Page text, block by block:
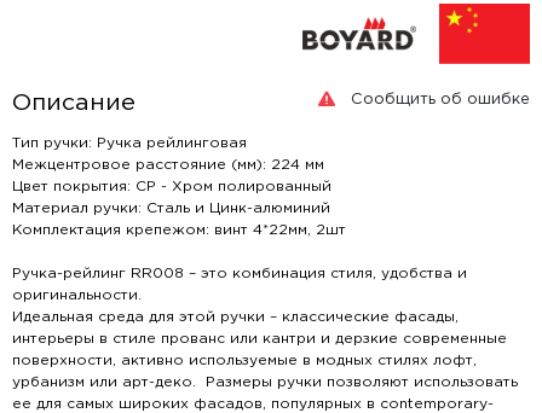
Сообщить об ошибке
Описание
Тип ручки: Ручка рейлинговая
Межцентровое расстояние (мм): 224 мм
Цвет покрытия: CP - Хром полированный
Материал ручки: Сталь и Цинк-алюминий
Комплектация крепежом: винт 4*22мм, 2шт
Ручка-рейлинг RR008 – это комбинация стиля, удобства и
оригинальности.
Идеальная среда для этой ручки – классические фасады,
интерьеры в стиле прованс или кантри и дерзкие современные
поверхности, активно используемые в модных стилях лофт,
урбанизм или арт-деко. Размеры ручки позволяют использовать
ее для самых широких фасадов, популярных в contemporary-